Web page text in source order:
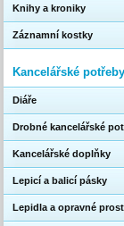
Knihy a kroniky
Záznamní kostky
Kancelářské potřeby
Diáře
Drobné kancelářské
Kancelářské doplňky
Lepicí a balicí pásky
Lepidla a opravné